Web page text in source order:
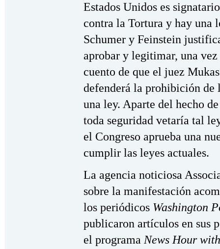
Estados Unidos es
contra la Tortura y hay una
Schumer y Feinstein
aprobar y legitimar, una
cuento de que el juez
defenderá la prohibición de
una ley. Aparte del hecho
toda seguridad vetaría tal
el Congreso aprueba una
cumplir las leyes actuales.
La agencia noticiosa
sobre la manifestación
los periódicos Washington
publicaron artículos en sus
el programa News Hour